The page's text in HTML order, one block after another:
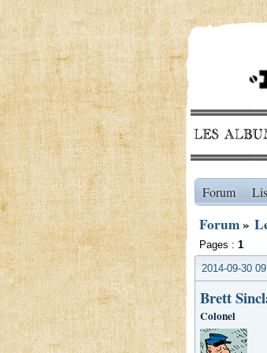
Forum
Forum»
Pages : 1
2014-09-30
Brett
Colonel